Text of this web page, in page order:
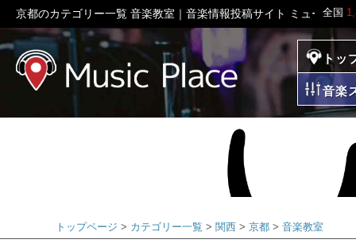
全国
京都のカテゴリー一覧 音楽教室｜音楽情報投稿サイト ミュージッ
ミュージックプレイ
トッ
音楽
トップページ カテゴリー一覧 関西 京都 音楽教室